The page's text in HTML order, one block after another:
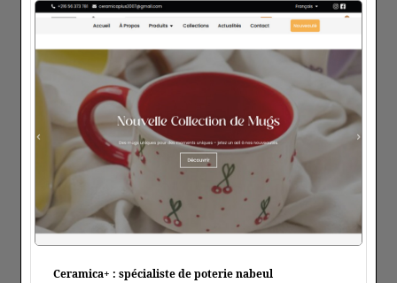
Ceramica+ : spécialiste de poterie nabeul